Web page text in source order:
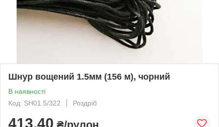
Шнур вощений 1.5мм (156 м), чорний
В наявності
Код: SH01.5/322
Роздріб
413,40